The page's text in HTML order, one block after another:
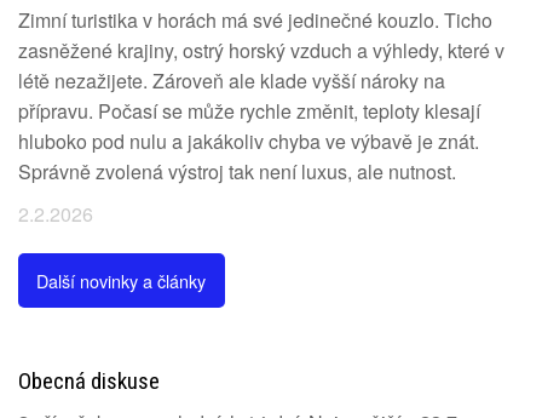
Zimní turistika v horách má své jedinečné kouzlo. Ticho
zasněžené krajiny, ostrý horský vzduch a výhledy, které v
létě nezažijete. Zároveň ale klade vyšší nároky na
přípravu. Počasí se může rychle změnit, teploty klesají
hluboko pod nulu a jakákoliv chyba ve výbavě je znát.
Správně zvolená výstroj tak není luxus, ale nutnost.
2.2.2026
Další novinky a články
Obecná diskuse